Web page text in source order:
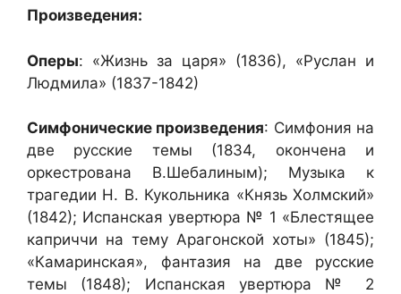
Произведения:
Оперы: «Жизнь за царя» (1836), «Руслан и
Людмила» (1837-1842)
Симфонические произведения: Симфония на
две русские темы (1834, окончена и
оркестрована В.Шебалиным); Музыка к
трагедии Н. В. Кукольника «Князь Холмский»
(1842); Испанская увертюра № 1 «Блестящее
каприччи на тему Арагонской хоты» (1845);
«Камаринская», фантазия на две русские
темы (1848); Испанская увертюра № 2